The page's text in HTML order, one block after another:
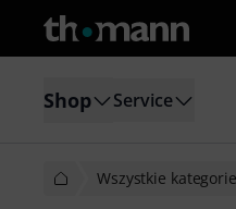
Shop Service
Wszystkie kategorie